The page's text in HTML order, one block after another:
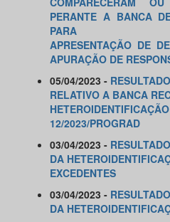
PERANTE A BANCA
PARA
APRESENTAÇÃO DE
APURAÇÃO DE
05/04/2023 -
RELATIVO A BANCA
12/2023/PROGRAD
03/04/2023 -
DA
EXCEDENTES
03/04/2023 -
DA